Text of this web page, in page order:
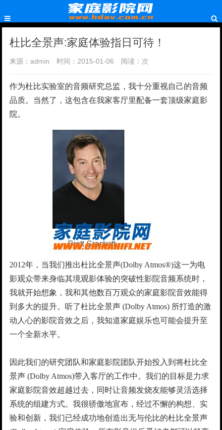
杜比全景声:家庭体验指日可待！
来源：admin 时间：2015-01-06 阅读： 次
作为杜比实验室的音频研究总监，我十分重视自己的音频
品质。当然了，这包含在我家客厅里配备一套顶级家庭影
院。
2012年，当我们推出杜比全景声(Dolby Atmos®)这一为电
影观众带来身临其境观影体验的突破性影院音频系统时，
我就开始想象，我和其他数百万观众的家庭影院音效能得
到多大的提升。听了杜比全景声 (Dolby Atmos) 所打造的激
动人心的影院音效之后，我知道家庭娱乐也可能会提升至
一个全新水平。
因此我们的研究团队和家庭影院团队开始投入到将杜比全
景声 (Dolby Atmos)带入客厅的工作中。我们的目标是力求
家庭影院音效超越过去，同时让音频发烧友能够灵活选择
系统的组建方式。我很骄傲地宣布，经过不懈的构想、实
验和创新，我们已经成功地创造出无与伦比的杜比全景声